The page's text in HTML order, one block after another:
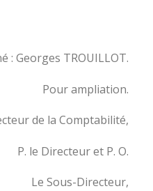
: Georges TROUILLOT.
Pour ampliation.
de la Comptabilité,
P. le Directeur et P. O.
Le Sous-Directeur,